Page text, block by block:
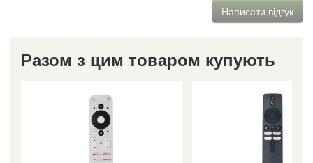
Написати відгук
Разом з цим товаром купують